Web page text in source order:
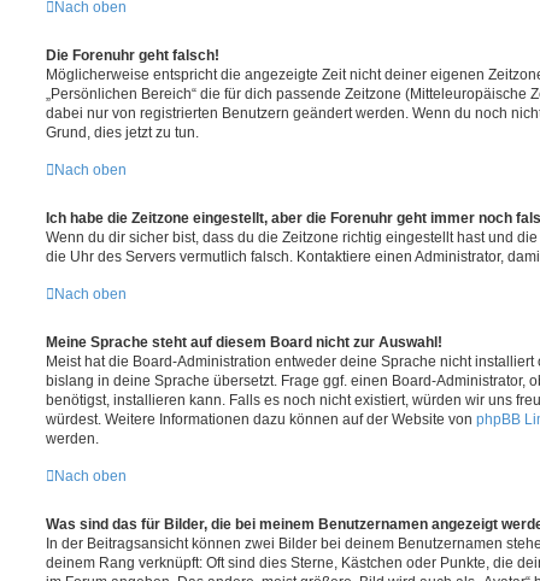
Nach oben
Die Forenuhr geht falsch!
Möglicherweise entspricht die angezeigte Zeit nicht deiner eigenen
„Persönlichen Bereich“ die für dich passende Zeitzone (Mitteleuropäische
dabei nur von registrierten Benutzern geändert werden. Wenn du noch
Grund, dies jetzt zu tun.
Nach oben
Ich habe die Zeitzone eingestellt, aber die Forenuhr geht immer noch
Wenn du dir sicher bist, dass du die Zeitzone richtig eingestellt hast und
die Uhr des Servers vermutlich falsch. Kontaktiere einen Administrator,
Nach oben
Meine Sprache steht auf diesem Board nicht zur Auswahl!
Meist hat die Board-Administration entweder deine Sprache nicht
bislang in deine Sprache übersetzt. Frage ggf. einen Board-Administrator,
benötigst, installieren kann. Falls es noch nicht existiert, würden wir uns
würdest. Weitere Informationen dazu können auf der Website von phpBB
werden.
Nach oben
Was sind das für Bilder, die bei meinem Benutzernamen angezeigt
In der Beitragsansicht können zwei Bilder bei deinem Benutzernamen
deinem Rang verknüpft: Oft sind dies Sterne, Kästchen oder Punkte, die